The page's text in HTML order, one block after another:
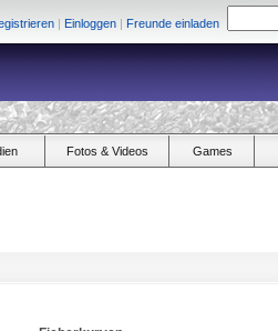
| Einloggen | Freunde einladen
Fotos & Videos Games